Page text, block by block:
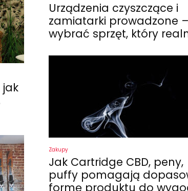
jak
Urządzenia czyszczące i
zamiatarki prowadzone
wybrać sprzęt, który
Zakupy
Jak Cartridge CBD, peny,
puffy pomagają
formę produktu do